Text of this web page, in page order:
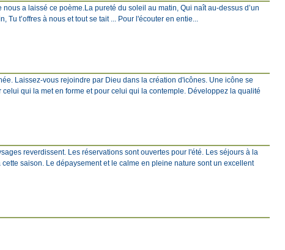
a laissé ce poème.La pureté du soleil au matin, Qui naît au-dessus d’un
Tu t’offres à nous et tout se tait ... Pour l'écouter en entie...
Laissez-vous rejoindre par Dieu dans la création d'icônes. Une icône se
qui la met en forme et pour celui qui la contemple. Développez la qualité
reverdissent. Les réservations sont ouvertes pour l'été. Les séjours à la
saison. Le dépaysement et le calme en pleine nature sont un excellent